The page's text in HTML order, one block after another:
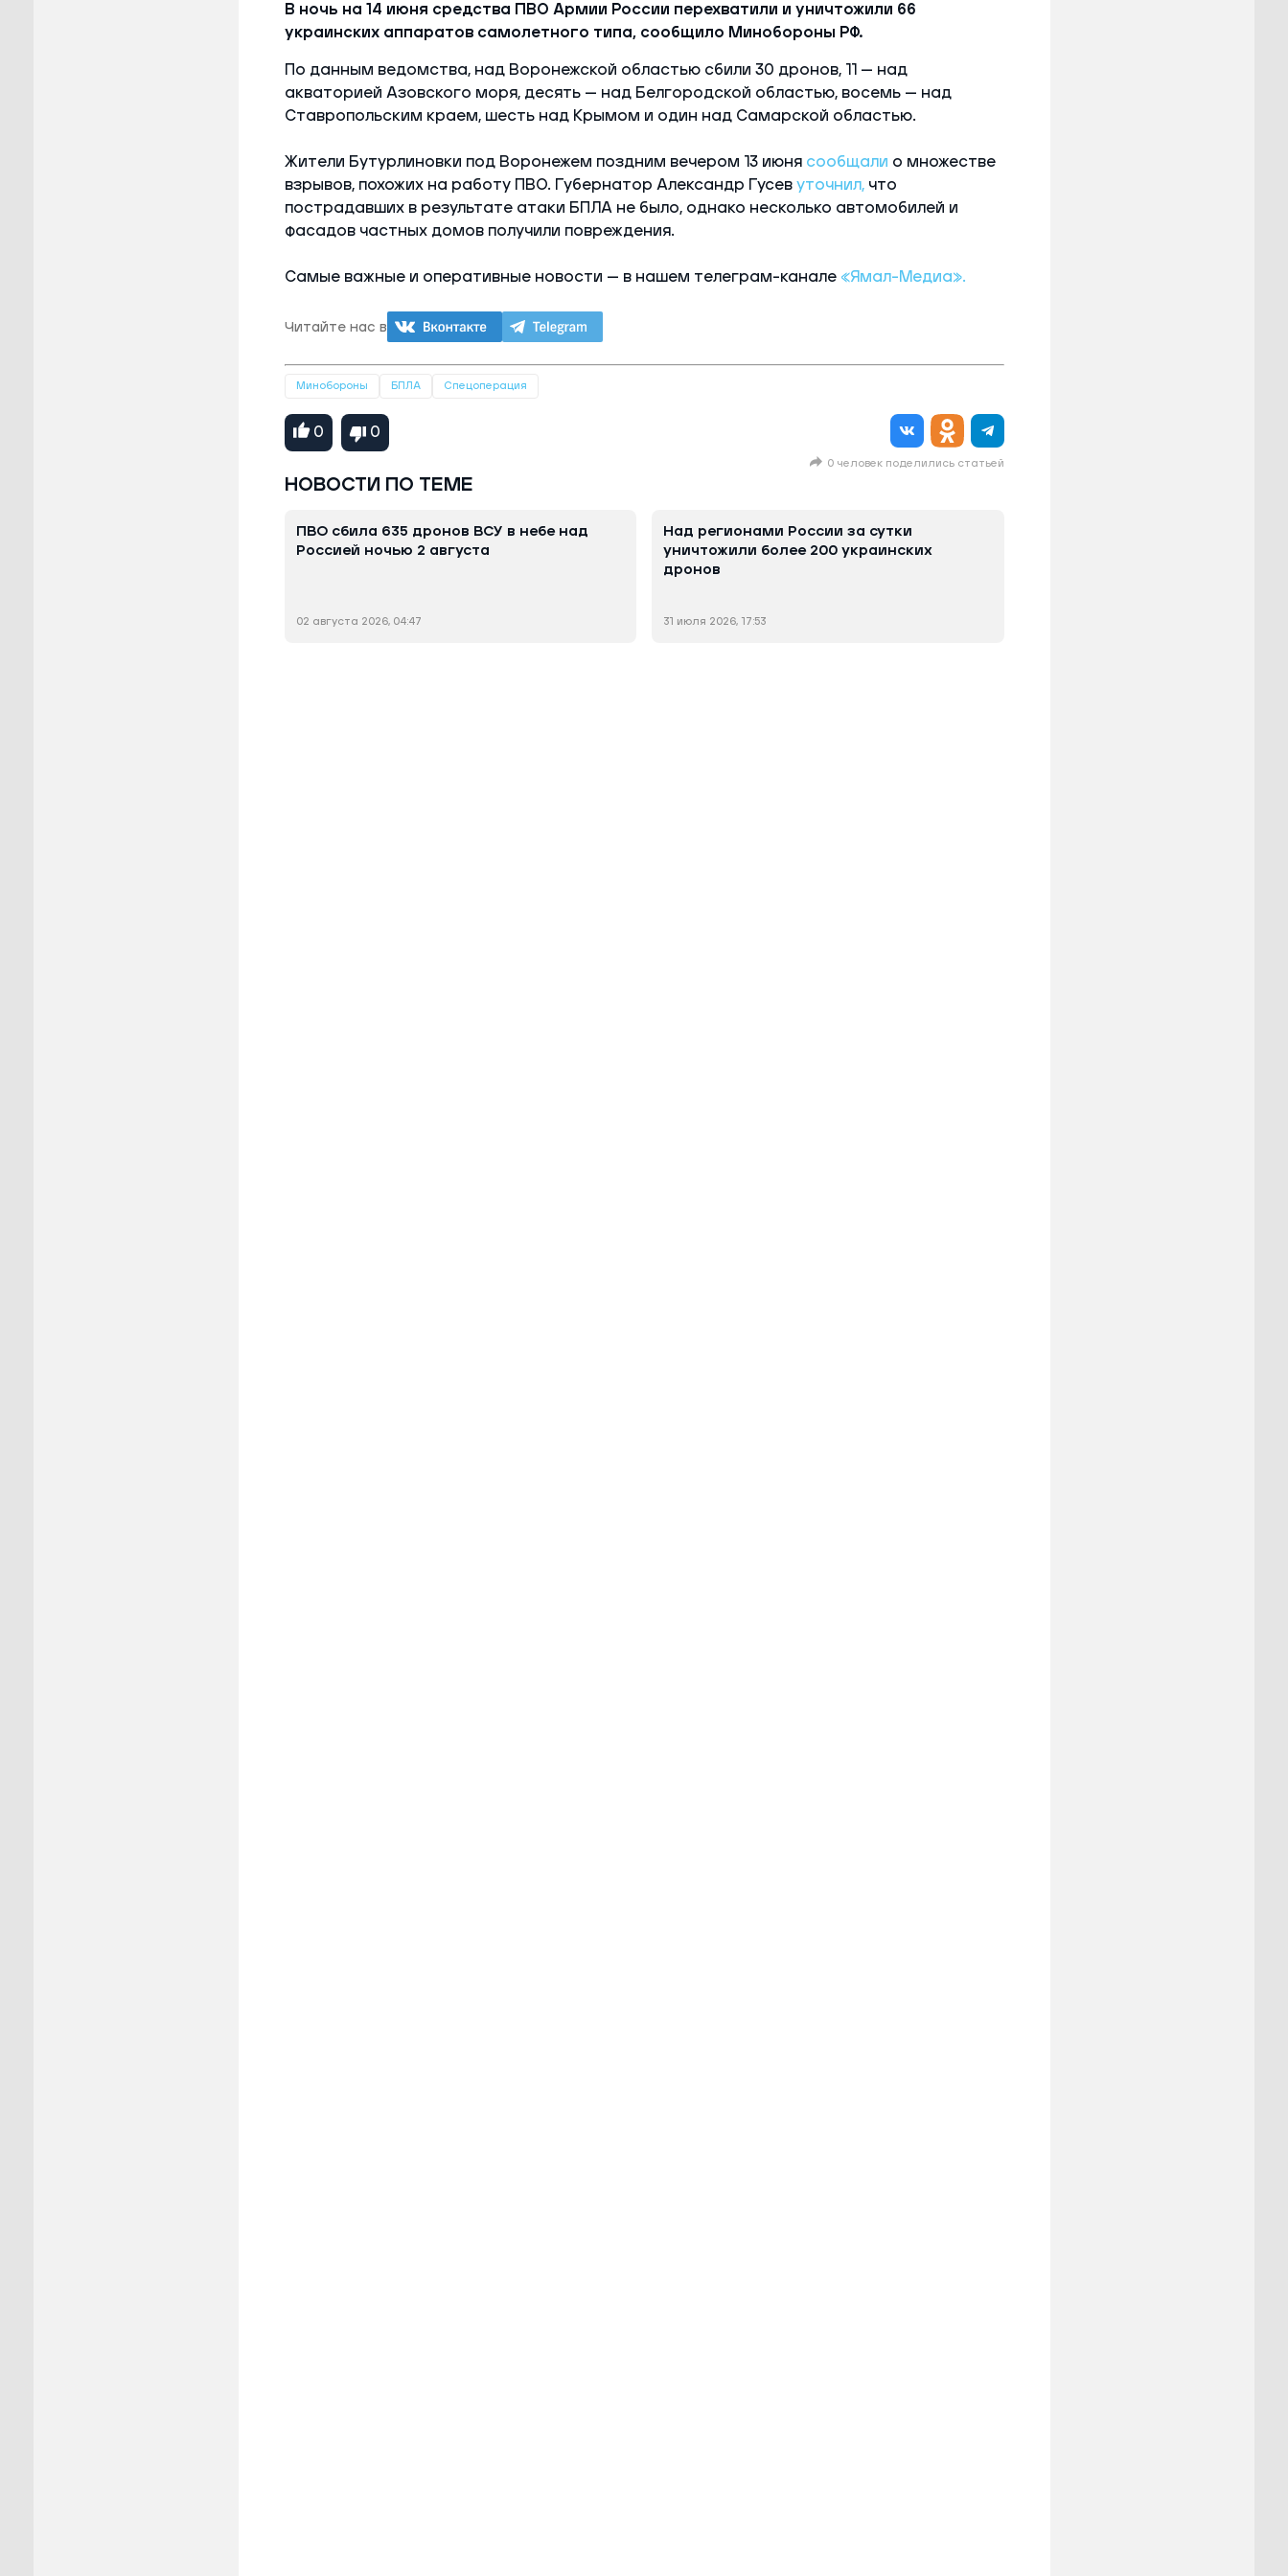
В ночь на 14 июня средства ПВО Армии России перехватили и уничтожили 66
украинских аппаратов самолетного типа, сообщило Минобороны РФ.
По данным ведомства, над Воронежской областью сбили 30 дронов, 11 — над
акваторией Азовского моря, десять — над Белгородской областью, восемь — над
Ставропольским краем, шесть над Крымом и один над Самарской областью.
Жители Бутурлиновки под Воронежем поздним вечером 13 июня сообщали о множестве
взрывов, похожих на работу ПВО. Губернатор Александр Гусев уточнил,что
пострадавших в результате атаки БПЛА не было, однако несколько автомобилей и
фасадов частных домов получили повреждения.
Самые важные и оперативные новости — в нашем телеграм-канале «Ямал-Медиа».
Читайте нас в
Минобороны БПЛА Спецоперация
0 0
0 человек поделились статьей
НОВОСТИ ПО ТЕМЕ
ПВО сбила 635 дронов ВСУ в небе над
Россией ночью 2 августа
02 августа 2026, 04:47
Над регионами России за сутки
уничтожили более 200 украинских
дронов
31 июля 2026, 17:53